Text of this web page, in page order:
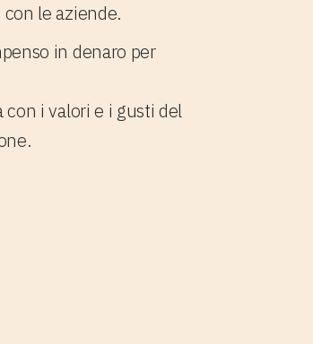
le aziende.
in denaro per
i valori e i gusti del